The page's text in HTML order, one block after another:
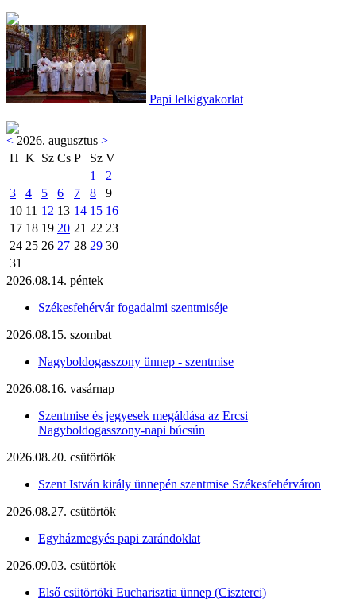
Papi lelkigyakorlat
< 2026. augusztus >
H K Sz Cs P Sz V
1
2
3
4 5 6 7 8
9
10 11 12 13 14 15 16
17 18 19 20 21 22 23
24 25 26 27 28 29 30
31
2026.08.14. péntek
Székesfehérvár fogadalmi szentmiséje
2026.08.15. szombat
Nagyboldogasszony ünnep - szentmise
2026.08.16. vasárnap
Szentmise és jegyesek megáldása az Ercsi
Nagyboldogasszony-napi búcsún
2026.08.20. csütörtök
Szent István király ünnepén szentmise Székesfehérváron
2026.08.27. csütörtök
Egyházmegyés papi zarándoklat
2026.09.03. csütörtök
Első csütörtöki Eucharisztia ünnep (Ciszterci)